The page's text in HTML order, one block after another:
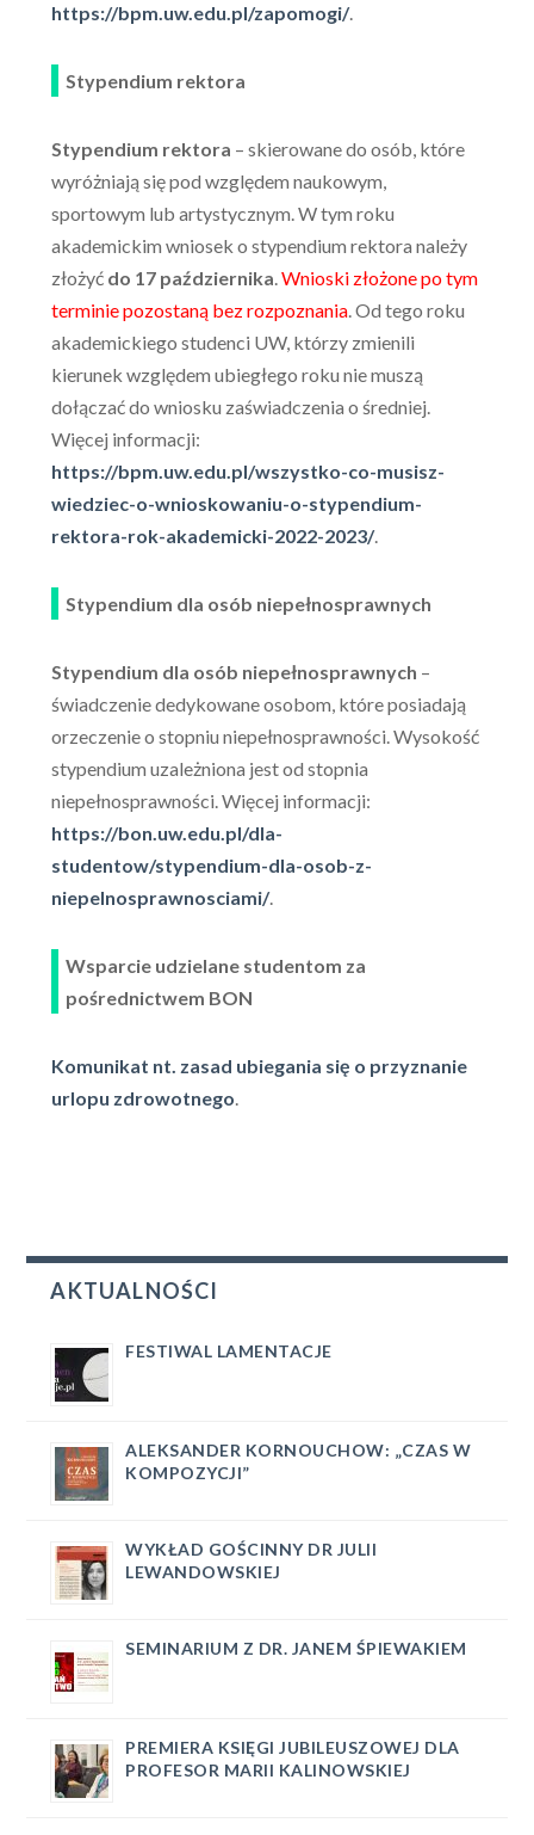
https://bpm.uw.edu.pl/zapomogi/.
Stypendium rektora
Stypendium rektora – skierowane do osób, które
wyróżniają się pod względem naukowym,
sportowym lub artystycznym. W tym roku
akademickim wniosek o stypendium rektora należy
złożyć do 17 października.Wnioski złożone po tym
terminie pozostaną bez rozpoznania. Od tego roku
akademickiego studenci UW, którzy zmienili
kierunek względem ubiegłego roku nie muszą
dołączać do wniosku zaświadczenia o średniej.
Więcej informacji:
https://bpm.uw.edu.pl/wszystko-co-musisz-
wiedziec-o-wnioskowaniu-o-stypendium-
rektora-rok-akademicki-2022-2023/.
Stypendium dla osób niepełnosprawnych
Stypendium dla osób niepełnosprawnych –
świadczenie dedykowane osobom, które posiadają
orzeczenie o stopniu niepełnosprawności. Wysokość
stypendium uzależniona jest od stopnia
niepełnosprawności. Więcej informacji:
https://bon.uw.edu.pl/dla-
studentow/stypendium-dla-osob-z-
niepelnosprawnosciami/.
Wsparcie udzielane studentom za
pośrednictwem BON
Komunikat nt. zasad ubiegania się o przyznanie
urlopu zdrowotnego.
AKTUALNOŚCI
FESTIWAL LAMENTACJE
ALEKSANDER KORNOUCHOW: „CZAS W
KOMPOZYCJI”
WYKŁAD GOŚCINNY DR JULII
LEWANDOWSKIEJ
SEMINARIUM Z DR. JANEM ŚPIEWAKIEM
PREMIERA KSIĘGI JUBILEUSZOWEJ DLA
PROFESOR MARII KALINOWSKIEJ